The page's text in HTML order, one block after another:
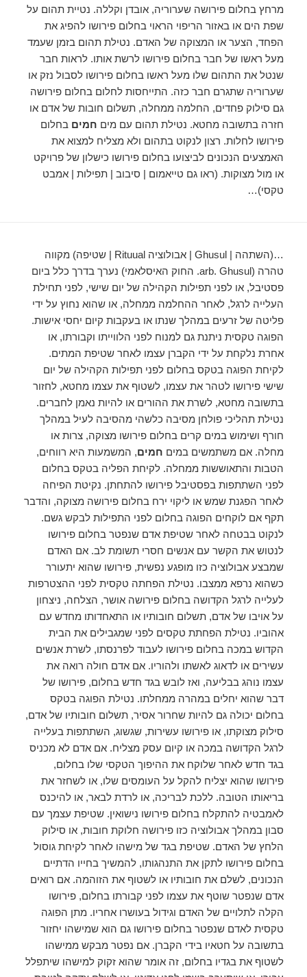
מרחץ בחלום פירושה שערוריה, אובדן וקללה. נטיית תהום על
שפת הים או באזור הריפוי הראוי בחלום פירושו להפיג את
הפחד, הצער או המצוקה של האדם. נטילת תהום בזמן שעמד
מעל ראשו של חבר בחלום פירושו לרשת אותו. לראות חבר
שנטל את התהום שלו מעל ראשו בחלום פירושו לסבול נזק או
שערוריה שתגרם חבר כזה. התייחסות לחלום בחלום פירושה
גם סילוק פחדים, החלמה ממחלה, תשלום חובות של אדם או
חזרה בתשובה מחטא. נטילת תהום עם מים חמים בחלום
פירושו לחלות. רצון לנקוט בתהום ולא מצליח למצוא את
האמצעים הנכונים לביצועו בחלום פירושו כישלון של פרויקט
או מול מצוקות. (ראו גם טייאמום | סיבוב | תפילות | אמבט
טקסי)…
…(השתהה | Ghusul | אבולוציה Rituual | שטיפה) מקווה
טהרה (arb. Ghusul. החוק האיסלאמי) נערך בדרך כלל ביום
פסטיבל, או לפני תפילות הקהילה של יום שישי, לפני תחילת
העלייה לרגל, לאחר ההחלמה ממחלה, או שהוא נחוץ על ידי
פליטה של ​​זרעים במהלך שנתו או בעקבות קיום יחסי אישות.
הפוגה טקסית ניתנת גם למנוח לפני הלווייתו וקבורתו, או
אחרת נלקחת על ידי הקברן עצמו לאחר שטיפת המתים.
לקיחת הפוגה בטקס בחלום לפני תפילות הקהילה של יום
שישי פירושו לטהר את עצמו, לשטוף את עצמו מחטא, לחזור
בתשובה מחטא, לשרת את ההורים או להיות נאמן לחברים.
נטילת תהליכי פולחן מסיבה כלשהי מהסיבה לעיל במהלך
חורף ושימוש במים קרים בחלום פירושו מצוקה, צרות או
מחלה. אם משתמשים במים חמים, המשמעות היא רווחים,
הטבות והתאוששות ממחלה. לקיחת הפליה בטקס בחלום
לפני השתתפות בפסטיבל פירושו להתחתן. נקיטת הפיחה
לאחר הפגנת שמש או ליקוי ירח בחלום פירושה מצוקה, והדבר
תקף אם לוקחים הפוגה בחלום לפני התפילות לבקש גשם.
לנקוט בבטחה לאחר שטיפת אדם שנפטר בחלום פירושו
לנטוש את הקשר עם אנשים חסרי תשומת לב. אם האדם
שמבצע אבולוציה כזו מופגע נפשית, פירושו שהוא יתעורר
כשהוא נרפא ממצבו. נטילת הפחתה טקסית לפני ההצטרפות
לעלייה לרגל הקדושה בחלום פירושה אושר, הצלחה, ניצחון
על אויבו של אדם, תשלום חובותיו או התאחדותו מחדש עם
אהוביו. נטילת הפחתת טקסים לפני שמגבילים את הבית
הקדוש במכה בחלום פירושו לעבוד לפרנסתו, לשרת אנשים
עשירים או לדאוג לאשתו ולהוריו. אם אדם חולה רואה את
עצמו נוהג בבליעה, ואז לובש בגד חדש בחלום, פירושו של
דבר שהוא יחלים במהרה ממחלתו. נטילת הפוגה בטקס
בחלום יכולה גם להיות שחרור אסיר, תשלום חובותיו של אדם,
סילוק מצוקתו, או פירושו עשירות, שגשוג, השתתפות בעלייה
לרגל הקדושה במכה או קיום עסק מצליח. אם אדם לא מכניס
בגד חדש לאחר שלוקח את ההיפוך הטקסי שלו בחלום,
פירושו שהוא יצליח להקל על העומסים שלו, או לשחזר את
בריאותו הטובה. ללכת לבריכה, או לרדת לבאר, או להיכנס
לאמבטיה להתקלח בחלום פירושו נישואין. שטיפת עצמך עם
סבון במהלך אבולוציה כזו פירושה חלוקת חובות, או סילוק
הלחץ של האדם. שטיפת בגד של מישהו לאחר לקיחת גוסול
בחלום פירושו לתקן את התנהגותו, להמשיך בחייו הדתיים
הנכונים, לשלם את חובותיו או לשטוף את הזוהמה. אם רואים
אדם שנפטר שוטף את עצמו לפני קבורתו בחלום, פירושו
הקלה לתלויים של האדם וגידול בעושרו אחריו. מתן הפוגה
טקסית לאדם שנפטר בחלום פירושו גם הוא שמישהו יחזור
בתשובה על חטאיו בידי הקברן. אם נפטר מבקש ממישהו
לשטוף את בגדיו בחלום, זה אומר שהוא זקוק למישהו שיתפלל